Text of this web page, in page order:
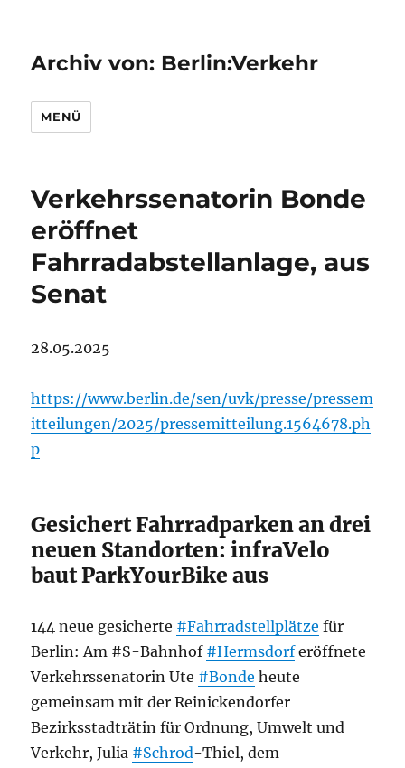
Archiv von: Berlin:Verkehr
MENÜ
Verkehrssenatorin Bonde
eröffnet
Fahrradabstellanlage, aus
Senat
28.05.2025
https://www.berlin.de/sen/uvk/presse/pressem
itteilungen/2025/pressemitteilung.1564678.ph
p
Gesichert Fahrradparken an drei
neuen Standorten: infraVelo
baut ParkYourBike aus
144 neue gesicherte #Fahrradstellplätze für
Berlin: Am #S-Bahnhof #Hermsdorferöffnete
Verkehrssenatorin Ute #Bonde heute
gemeinsam mit der Reinickendorfer
Bezirksstadträtin für Ordnung, Umwelt und
Verkehr, Julia #Schrod-Thiel, dem